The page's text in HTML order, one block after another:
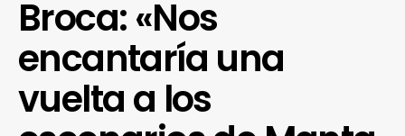
Broca: «Nos
encantaría una
vuelta a los